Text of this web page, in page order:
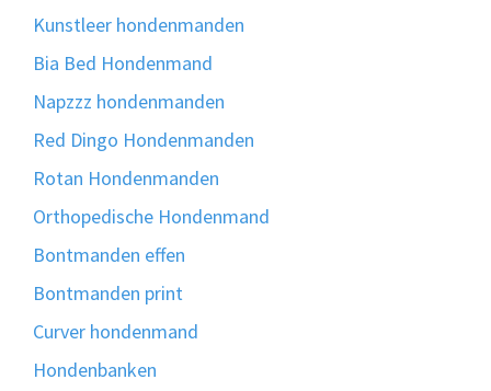
Kunstleer hondenmanden
Bia Bed Hondenmand
Napzzz hondenmanden
Red Dingo Hondenmanden
Rotan Hondenmanden
Orthopedische Hondenmand
Bontmanden effen
Bontmanden print
Curver hondenmand
Hondenbanken